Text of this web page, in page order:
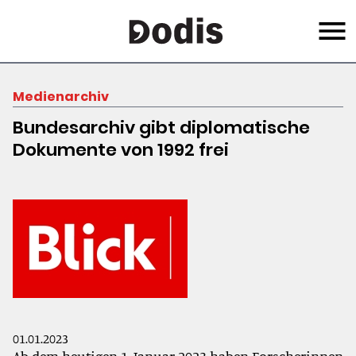
content
Menu
Medienarchiv
Bundesarchiv gibt diplomatische
Dokumente von 1992 frei
01.01.2023